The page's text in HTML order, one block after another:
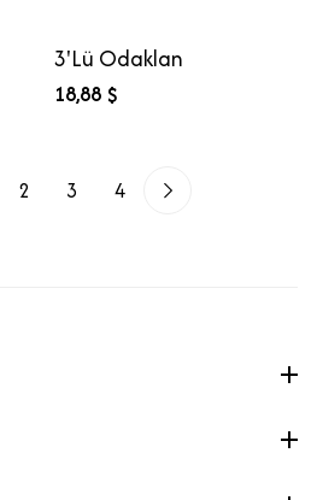
3'Lü Odaklan
18,88 $
2 3 4